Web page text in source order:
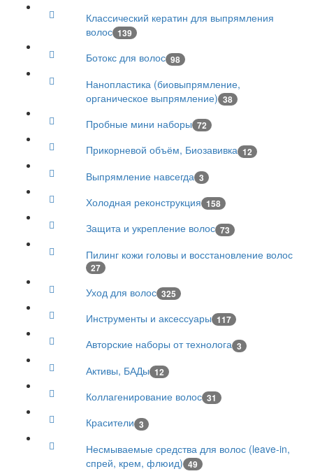
Классический кератин для выпрямления
волос 139
Ботокс для волос 98
Нанопластика (биовыпрямление,
органическое выпрямление) 38
Пробные мини наборы 72
Прикорневой объём, Биозавивка 12
Выпрямление навсегда 3
Холодная реконструкция 158
Защита и укрепление волос 73
Пилинг кожи головы и восстановление волос
27
Уход для волос 325
Инструменты и аксессуары 117
Авторские наборы от технолога 3
Активы, БАДы 12
Коллагенирование волос 31
Красители 3
Несмываемые средства для волос (leave-in,
спрей, крем, флюид) 49